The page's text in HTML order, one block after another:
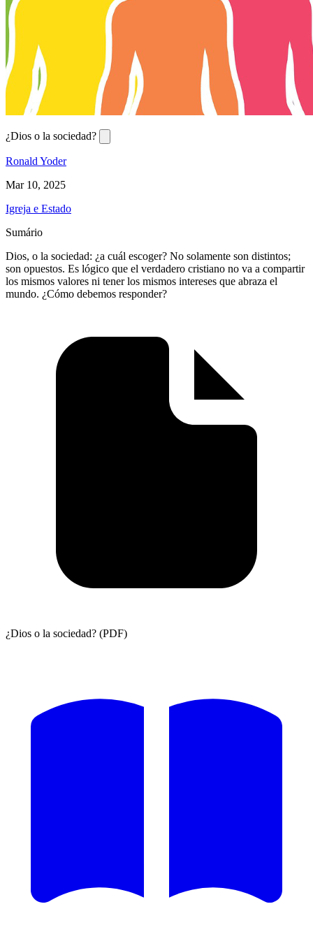
¿Dios o la sociedad?
Ronald Yoder
Mar 10, 2025
Igreja e Estado
Sumário
Dios, o la sociedad: ¿a cuál escoger? No solamente son distintos;
son opuestos. Es lógico que el verdadero cristiano no va a compartir
los mismos valores ni tener los mismos intereses que abraza el
mundo. ¿Cómo debemos responder?
¿Dios o la sociedad? (PDF)